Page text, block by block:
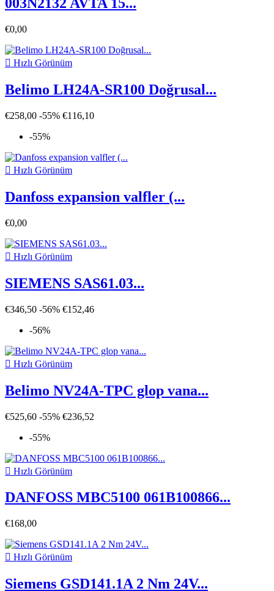
003N2132 AVTA 15...
€0,00
 Hızlı Görünüm
Belimo LH24A-SR100 Doğrusal...
€258,00 -55% €116,10
-55%
 Hızlı Görünüm
Danfoss expansion valfler (...
€0,00
 Hızlı Görünüm
SIEMENS SAS61.03...
€346,50 -56% €152,46
-56%
 Hızlı Görünüm
Belimo NV24A-TPC glop vana...
€525,60 -55% €236,52
-55%
 Hızlı Görünüm
DANFOSS MBC5100 061B100866...
€168,00
 Hızlı Görünüm
Siemens GSD141.1A 2 Nm 24V...